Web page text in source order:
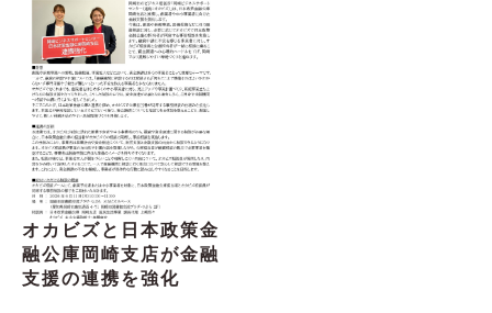
オカビズと日本政策金
融公庫岡崎支店が金融
支援の連携を強化